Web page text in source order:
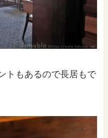
トもあるので長居もで